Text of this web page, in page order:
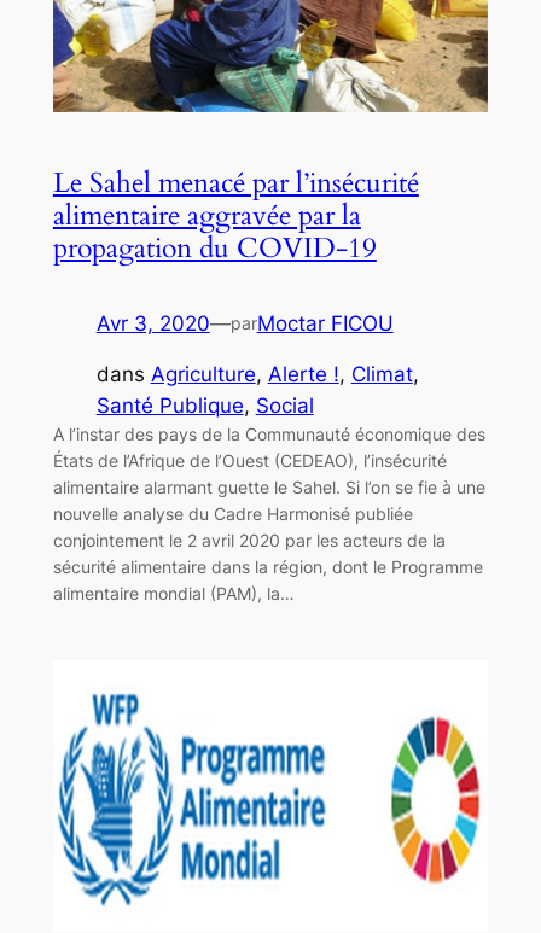
Le Sahel menacé par l’insécurité
alimentaire aggravée par la
propagation du COVID-19
Avr 3, 2020—parMoctar FICOU
dans Agriculture, Alerte !, Climat
Santé Publique, Social
A l’instar des pays de la Communauté économique des
États de l’Afrique de l’Ouest (CEDEAO), l’insécurité
alimentaire alarmant guette le Sahel. Si l’on se fie à une
nouvelle analyse du Cadre Harmonisé publiée
conjointement le 2 avril 2020 par les acteurs de la
sécurité alimentaire dans la région, dont le Programme
alimentaire mondial (PAM), la…